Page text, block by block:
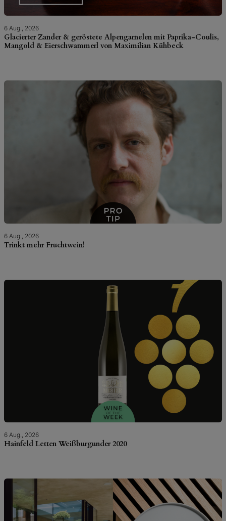
6 Aug., 2026
Glacierter Zander & geröstete Alpengarnelen mit Paprika-Coulis,
Mangold & Eierschwammerl von Maximilian Kühbeck
6 Aug., 2026
Trinkt mehr Fruchtwein!
6 Aug., 2026
Hainfeld Letten Weißburgunder 2020